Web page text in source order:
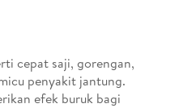
cepat saji, gorengan,
penyakit jantung.
efek buruk bagi